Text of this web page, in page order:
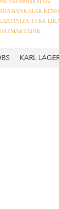
BANKALAR
TURK
KARL